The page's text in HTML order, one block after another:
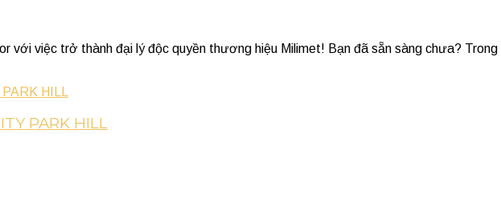
với việc trở thành đại lý độc quyền thương hiệu Milimet! Bạn đã sẵn sàng chưa?
PARK HILL